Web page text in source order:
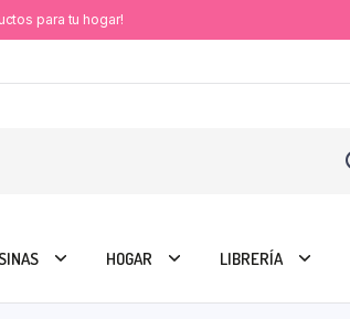
para tu hogar!
HOGAR LIBRERÍA